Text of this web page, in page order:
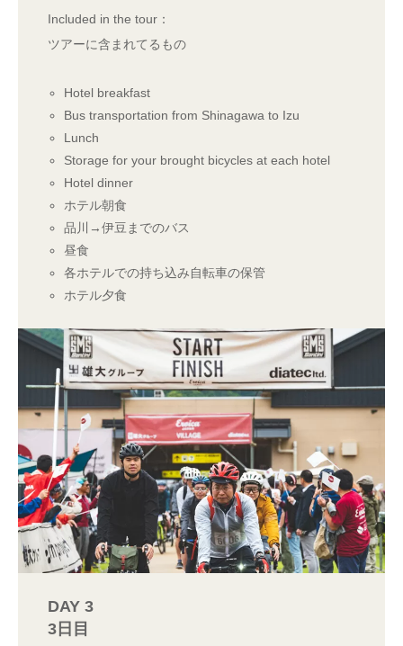
Included in the tour：
ツアーに含まれてるもの
Hotel breakfast
Bus transportation from Shinagawa to Izu
Lunch
Storage for your brought bicycles at each hotel
Hotel dinner
ホテル朝食
品川→伊豆までのバス
昼食
各ホテルでの持ち込み自転車の保管
ホテル夕食
DAY 3
3日目